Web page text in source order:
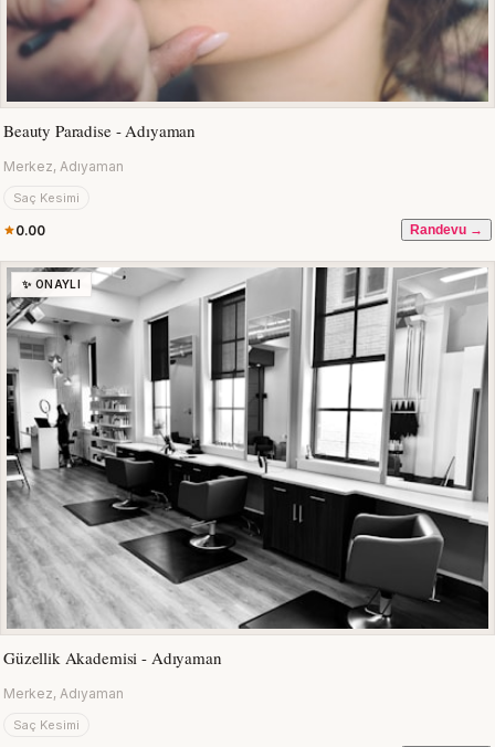
Beauty Paradise - Adıyaman
Merkez, Adıyaman
Saç Kesimi
0.00 Randevu →
✨ ONAYLI
Güzellik Akademisi - Adıyaman
Merkez, Adıyaman
Saç Kesimi